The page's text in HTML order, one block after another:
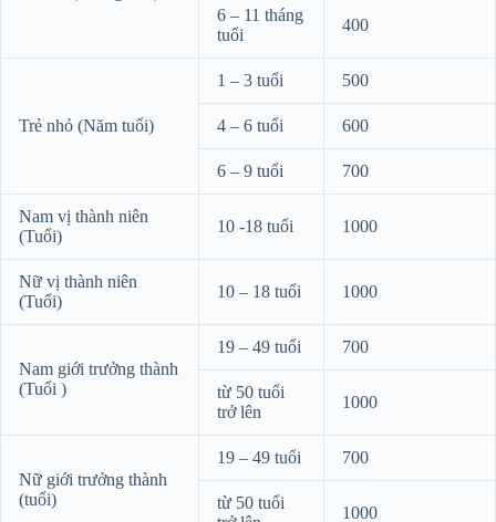
6 – 11 tháng
tuổi
400
Trẻ nhỏ (Năm tuổi)
1 – 3 tuổi 500
4 – 6 tuổi 600
6 – 9 tuổi 700
Nam vị thành niên
(Tuổi)
10 -18 tuổi 1000
Nữ vị thành niên
(Tuổi)
10 – 18 tuổi 1000
Nam giới trưởng thành
(Tuổi )
19 – 49 tuổi 700
từ 50 tuổi
trở lên
1000
Nữ giới trưởng thành
(tuổi)
19 – 49 tuổi 700
từ 50 tuổi
1000